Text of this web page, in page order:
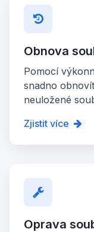
Obnova
Pomocí
snadno
neuložené
Zjistit více
Oprava